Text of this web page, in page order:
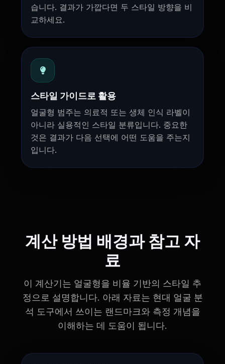
습니다. 결과가 가깝다면 두 스타일 방향을 비
교하세요.
스타일 가이드로 활용
얼굴형 범주는 의료적 또는 생체 인식 라벨이
아니라 실용적인 스타일 분류입니다. 중요한
것은 결과가 다음 선택에 어떤 도움을 주는지
입니다.
계산 방법 배경과 참고 자
료
이 계산기는 얼굴형을 비율 기반의 스타일 추
정으로 설명합니다. 아래 자료는 현대 얼굴 분
석 도구에서 쓰이는 랜드마크와 측정 개념을
이해하는 데 도움이 됩니다.